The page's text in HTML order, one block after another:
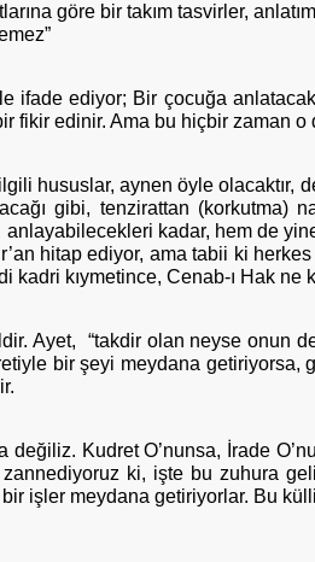
göre bir takım tasvirler,
ediyor; Bir çocuğa
fikir edinir. Ama bu hiçbir zaman
hususlar, aynen öyle
gibi, tenzirattan (korkutma)
kadar, hem de
hitap ediyor, ama tabii ki
kadri kıymetince, Cenab-ı Hak
Ayet, “takdir olan neyse onun
bir şeyi meydana
Kudret O’nunsa, İrade
ki, işte bu zuhura
işler meydana getiriyorlar. Bu külli